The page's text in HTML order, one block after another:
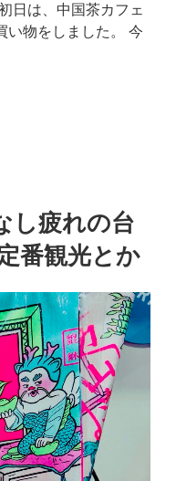
日は、中国茶カフェ
い物をしました。 今
し疲れの台
番観光とか